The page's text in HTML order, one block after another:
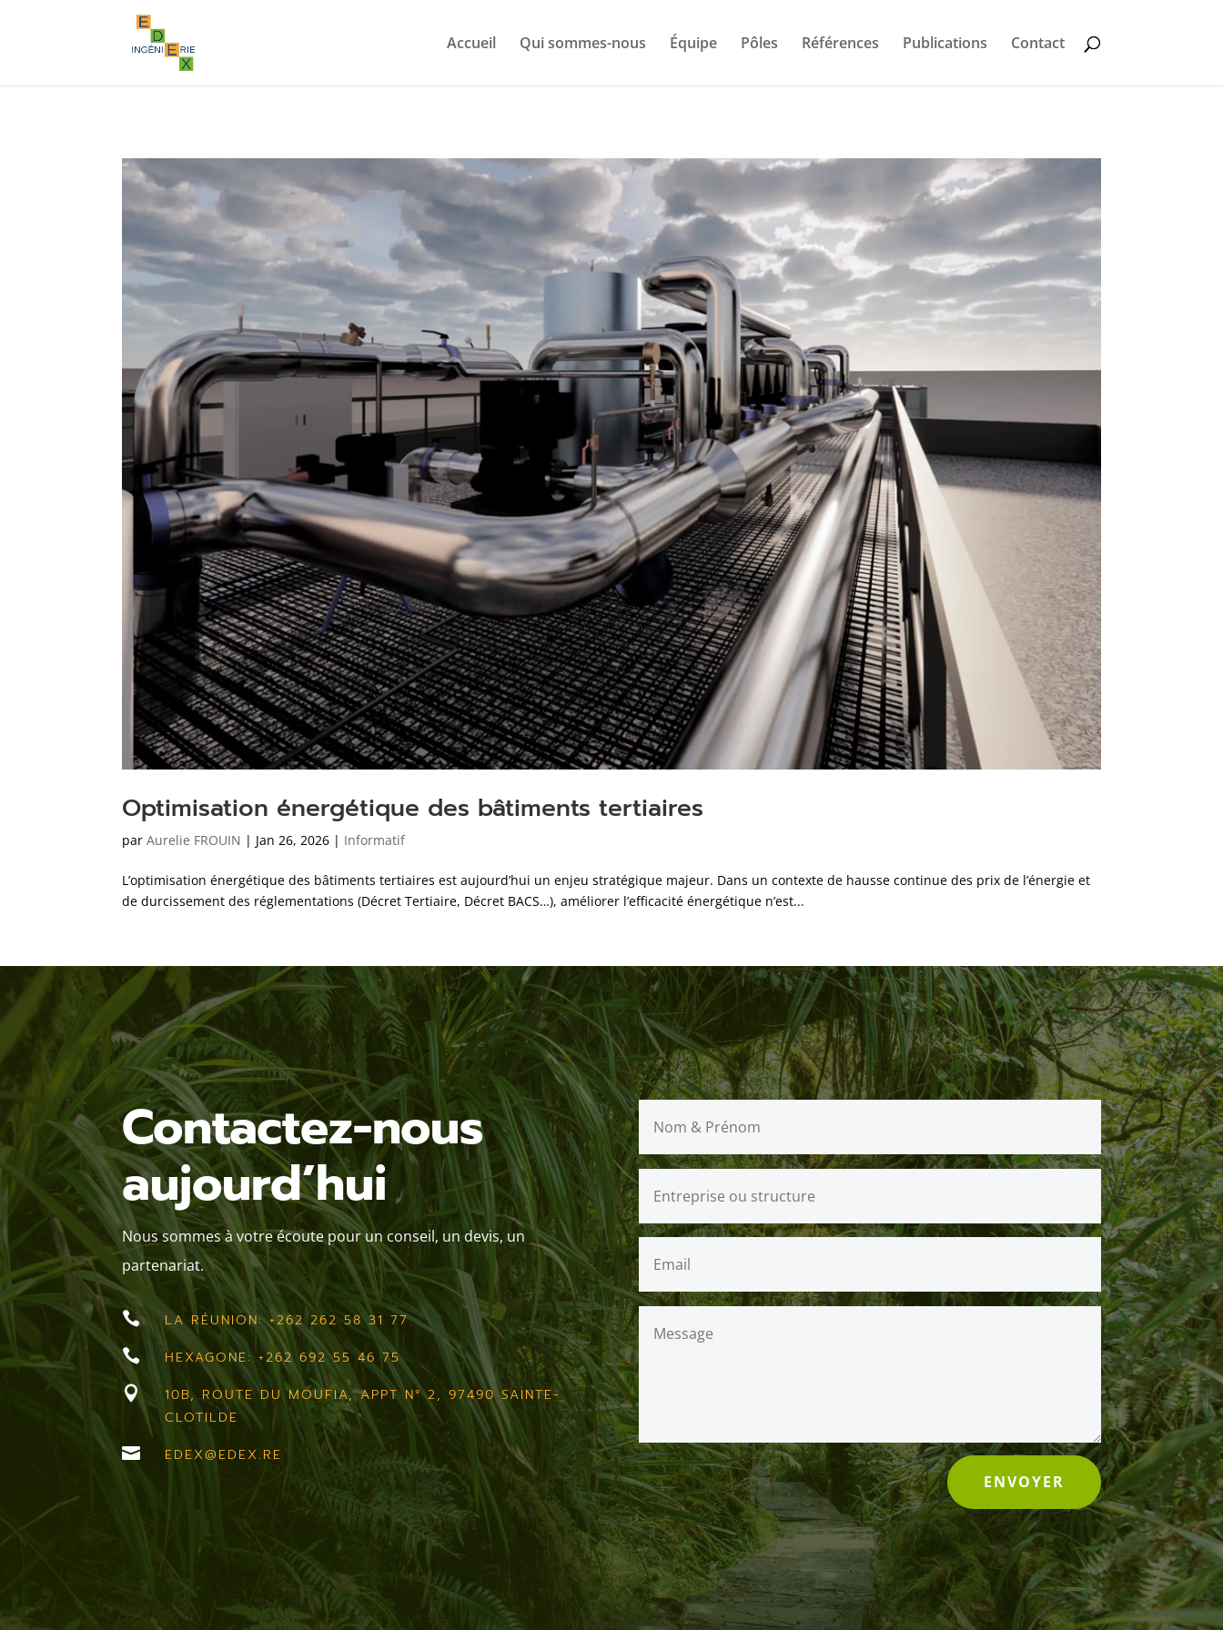
Accueil Qui sommes-nous Équipe Pôles Références Publications Contact
Optimisation énergétique des bâtiments tertiaires
parAurelie FROUIN | Jan 26, 2026 | Informatif
L’optimisation énergétique des bâtiments tertiaires est aujourd’hui un enjeu stratégique majeur. Dans un contexte de hausse continue des prix de l’énergie et
de durcissement des réglementations (Décret Tertiaire, Décret BACS…), améliorer l’efficacité énergétique n’est...
Contactez-nous
aujourd’hui
Nous sommes à votre écoute pour un conseil, un devis, un
partenariat.
 LA RÉUNION: +262 262 58 31 77
 HEXAGONE: +262 692 55 46 75

10B, ROUTE DU MOUFIA, APPT N° 2, 97490 SAINTE-
CLOTILDE
 EDEX@EDEX.RE
ENVOYER